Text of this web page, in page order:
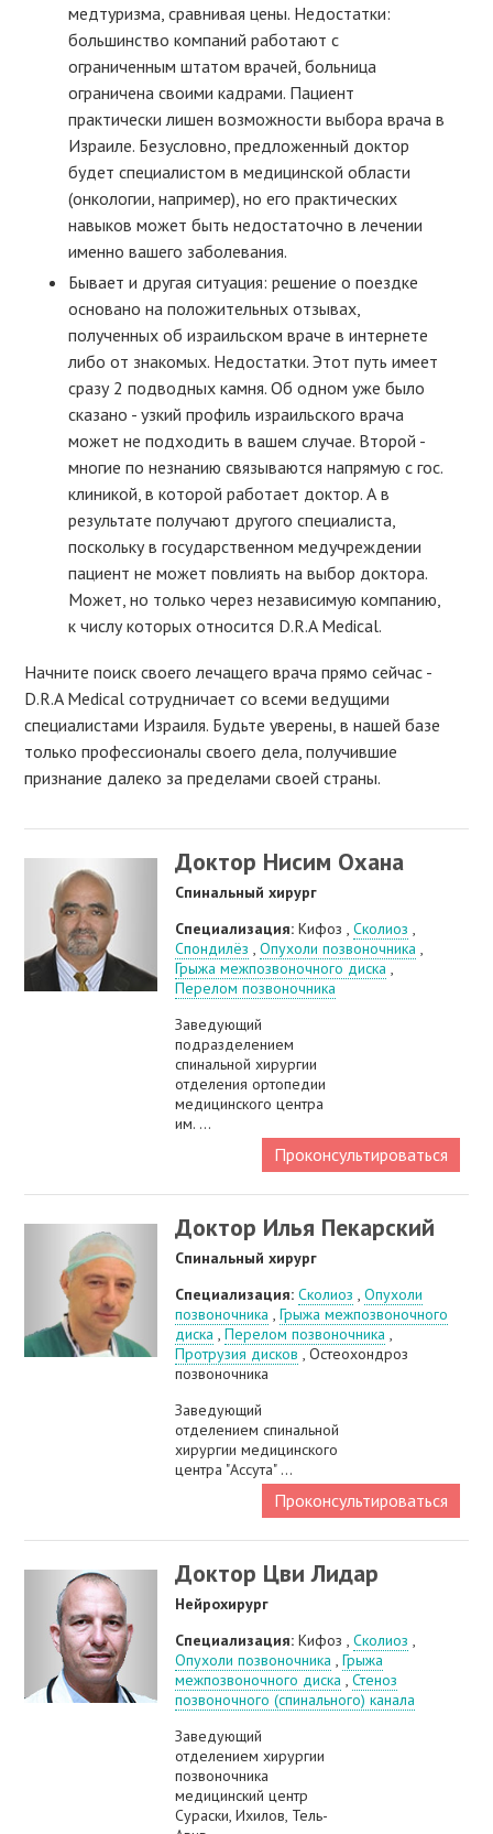
медтуризма, сравнивая цены. Недостатки:
большинство компаний работают с
ограниченным штатом врачей, больница
ограничена своими кадрами. Пациент
практически лишен возможности выбора врача в
Израиле. Безусловно, предложенный доктор
будет специалистом в медицинской области
(онкологии, например), но его практических
навыков может быть недостаточно в лечении
именно вашего заболевания.
Бывает и другая ситуация: решение о поездке
основано на положительных отзывах,
полученных об израильском враче в интернете
либо от знакомых. Недостатки. Этот путь имеет
сразу 2 подводных камня. Об одном уже было
сказано - узкий профиль израильского врача
может не подходить в вашем случае. Второй -
многие по незнанию связываются напрямую с гос.
клиникой, в которой работает доктор. А в
результате получают другого специалиста,
поскольку в государственном медучреждении
пациент не может повлиять на выбор доктора.
Может, но только через независимую компанию,
к числу которых относится D.R.A Medical.
Начните поиск своего лечащего врача прямо сейчас -
D.R.A Medical сотрудничает со всеми ведущими
специалистами Израиля. Будьте уверены, в нашей базе
только профессионалы своего дела, получившие
признание далеко за пределами своей страны.
Доктор Нисим Охана
Спинальный хирург
Специализация:Кифоз ,Сколиоз ,
Спондилёз ,Опухоли позвоночника ,
Грыжа межпозвоночного диска ,
Перелом позвоночника
Заведующий
подразделением
спинальной хирургии
отделения ортопедии
медицинского центра
им. ...
Проконсультироваться
Доктор Илья Пекарский
Спинальный хирург
Специализация:Сколиоз ,Опухоли
позвоночника ,Грыжа межпозвоночного
диска ,Перелом позвоночника ,
Протрузия дисков , Остеохондроз
позвоночника
Заведующий
отделением спинальной
хирургии медицинского
центра "Ассута" ...
Проконсультироваться
Доктор Цви Лидар
Нейрохирург
Специализация:Кифоз ,Сколиоз ,
Опухоли позвоночника ,Грыжа
межпозвоночного диска ,Стеноз
позвоночного (спинального) канала
Заведующий
отделением хирургии
позвоночника
медицинский центр
Сураски, Ихилов, Тель-